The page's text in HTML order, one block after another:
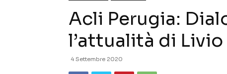
Acli Perugia:
l’attualità di Livio
4 Settembre 2020